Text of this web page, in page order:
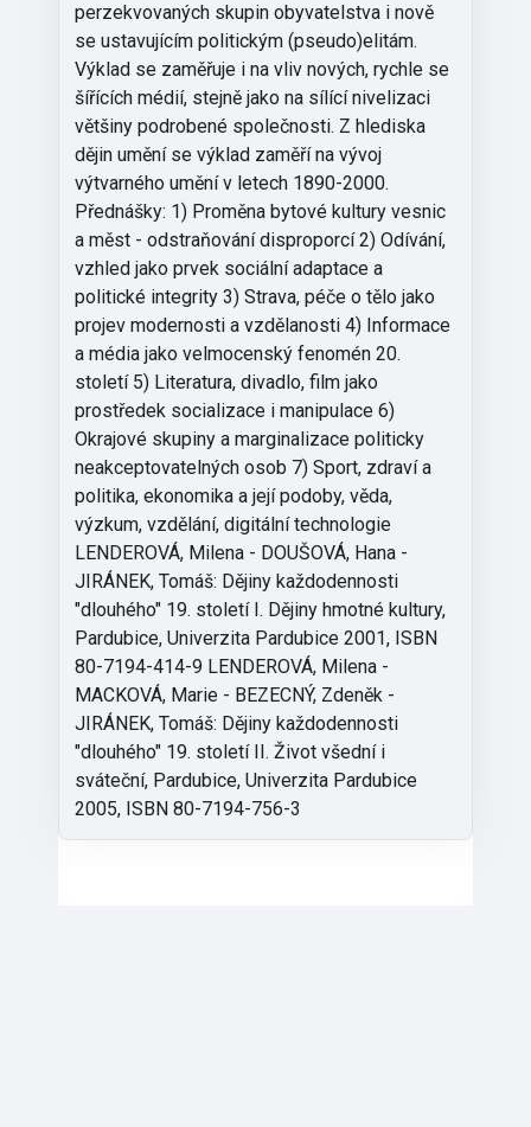
perzekvovaných skupin obyvatelstva i nově
se ustavujícím politickým (pseudo)elitám.
Výklad se zaměřuje i na vliv nových, rychle se
šířících médií, stejně jako na sílící nivelizaci
většiny podrobené společnosti. Z hlediska
dějin umění se výklad zaměří na vývoj
výtvarného umění v letech 1890-2000.
Přednášky: 1) Proměna bytové kultury vesnic
a měst - odstraňování disproporcí 2) Odívání,
vzhled jako prvek sociální adaptace a
politické integrity 3) Strava, péče o tělo jako
projev modernosti a vzdělanosti 4) Informace
a média jako velmocenský fenomén 20.
století 5) Literatura, divadlo, film jako
prostředek socializace i manipulace 6)
Okrajové skupiny a marginalizace politicky
neakceptovatelných osob 7) Sport, zdraví a
politika, ekonomika a její podoby, věda,
výzkum, vzdělání, digitální technologie
LENDEROVÁ, Milena - DOUŠOVÁ, Hana -
JIRÁNEK, Tomáš: Dějiny každodennosti
"dlouhého" 19. století I. Dějiny hmotné kultury,
Pardubice, Univerzita Pardubice 2001, ISBN
80-7194-414-9 LENDEROVÁ, Milena -
MACKOVÁ, Marie - BEZECNÝ, Zdeněk -
JIRÁNEK, Tomáš: Dějiny každodennosti
"dlouhého" 19. století II. Život všední i
sváteční, Pardubice, Univerzita Pardubice
2005, ISBN 80-7194-756-3